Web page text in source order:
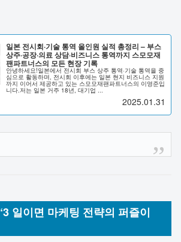
일본 전시회·기술 통역 올인원 실적 총정리 – 부스
상주·공장·의료 상담·비즈니스 통역까지 스모모재
팬파트너스의 모든 현장 기록
안녕하세요!일본에서 전시회 부스 상주 통역·기술 통역을 중
심으로 활동하며, 전시회 이후에는 일본 현지 비즈니스 지원
까지 이어서 제공하고 있는 스모모재팬파트너스의 이영준입
니다.저는 일본 거주 18년, 대기업 ...
2025.01.31
일이면 마케팅 전략의 퍼즐이